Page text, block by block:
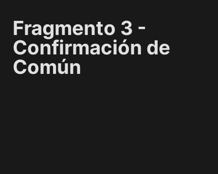
Fragmento 3 -
Confirmación de
Común